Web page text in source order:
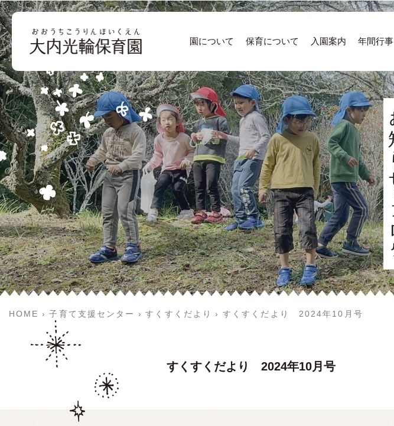
園について 保育について 入園案内 年間行事
HOME 子育て支援センター すくすくだより すくすくだより 2024年10月号
すくすくだより 2024年10月号